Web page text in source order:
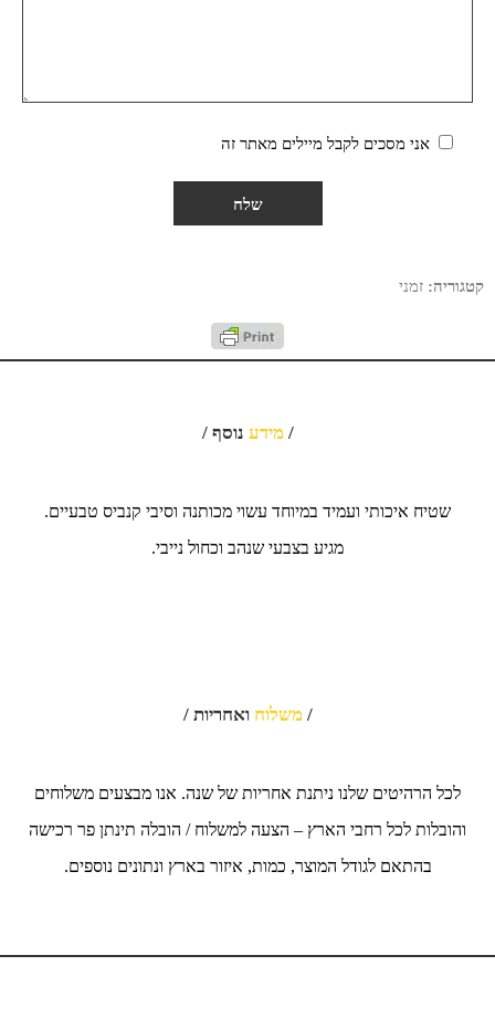
אני מסכים לקבל מיילים מאתר זה
קטגוריה: זמני
/ מידע נוסף /
שטיח איכותי ועמיד במיוחד עשוי מכותנה וסיבי קנביס טבעיים.
מגיע בצבעי שנהב וכחול נייבי.
/משלוח ואחריות /
לכל הרהיטים שלנו ניתנת אחריות של שנה. אנו מבצעים משלוחים
והובלות לכל רחבי הארץ – הצעה למשלוח / הובלה תינתן פר רכישה
בהתאם לגודל המוצר, כמות, איזור בארץ ונתונים נוספים.